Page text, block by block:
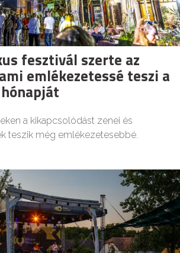
fesztivál szerte az
emlékezetessé teszi a
a kikapcsolódást zenei és
teszik még emlékezetesebbé.